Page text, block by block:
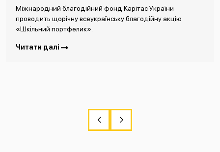
Міжнародний благодійний фонд Карітас України
проводить щорічну всеукраїнську благодійну акцію
«Шкільний портфелик».
Читати далі